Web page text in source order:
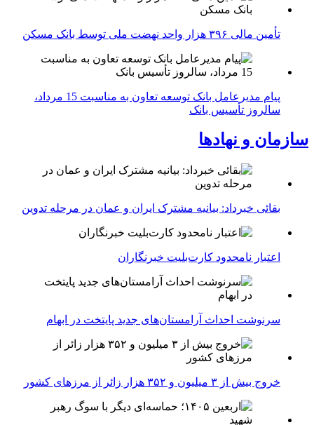
تأمین مالی ۳۹۶ هزار واحد نهضت ملی توسط بانک مسکن
پیام مدیرعامل بانک توسعه تعاون به مناسبت 15 مرداد،
سالروز تأسیس بانک
سازمان و نهادها
بقائی خبرداد: بیانیه مشترک ایران و عمان در مرحله تدوین
اعتبار نامحدود کارت‌بلیت خبرنگاران
سرنوشت احداث آرامستان‌های جدید پایتخت در ابهام
خروج بیش از ۳ میلیون و ۳۵۲ هزار زائر از مرزهای کشور